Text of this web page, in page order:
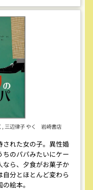
, 三辺律子 やく 岩崎書店
された女の子。異性婚
のパパみたいにケー
なら、夕食がお菓子か
分とほとんど変わら
絵本。